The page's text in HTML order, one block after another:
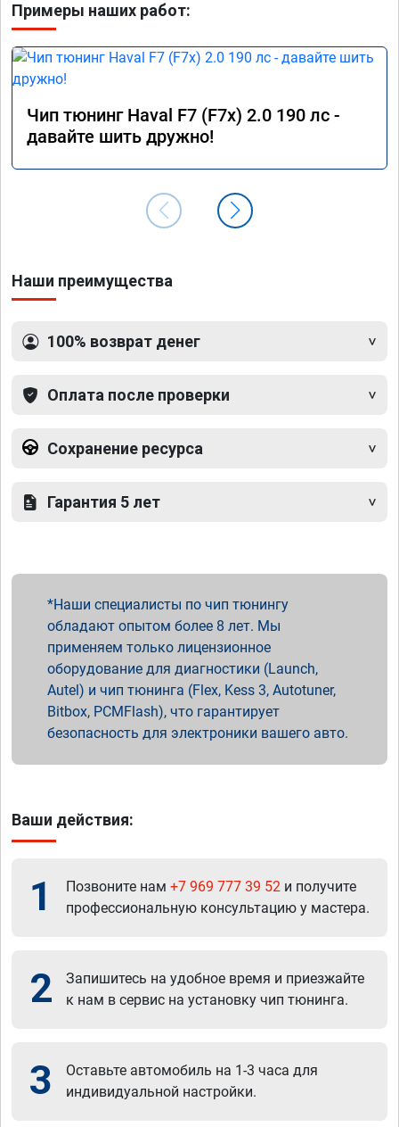
Примеры наших работ:
Чип тюнинг Haval F7 (F7x) 2.0 190 лс -
давайте шить дружно!
Наши преимущества
100% возврат денег
Оплата после проверки
Сохранение ресурса
Гарантия 5 лет
Наши специалисты по чип тюнингу
обладают опытом более 8 лет. Мы
применяем только лицензионное
оборудование для диагностики (Launch,
Autel) и чип тюнинга (Flex, Kess 3, Autotuner,
Bitbox, PCMFlash), что гарантирует
безопасность для электроники вашего авто.
Ваши действия:
1 Позвоните нам +7 969 777 39 52 и получите
профессиональную консультацию у мастера.
2
Запишитесь на удобное время и приезжайте
к нам в сервис на установку чип тюнинга.
3
Оставьте автомобиль на 1-3 часа для
индивидуальной настройки.